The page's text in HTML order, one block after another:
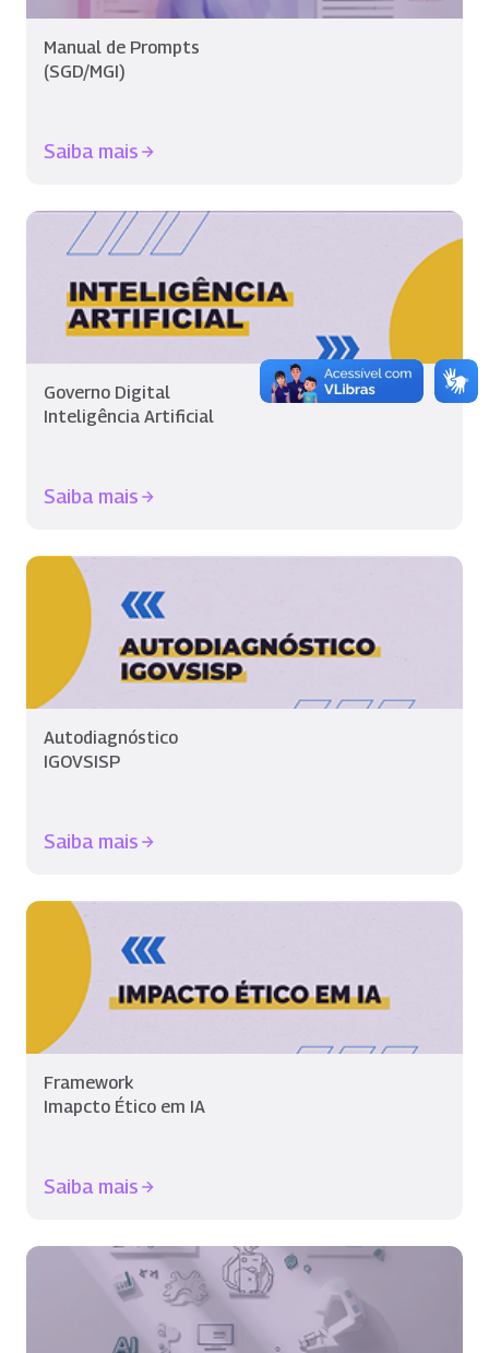
Manual de Prompts
(SGD/MGI)
Saiba mais
Governo Digital
Inteligência Artificial
Saiba mais
Autodiagnóstico
IGOVSISP
Saiba mais
Framework
Imapcto Ético em IA
Saiba mais